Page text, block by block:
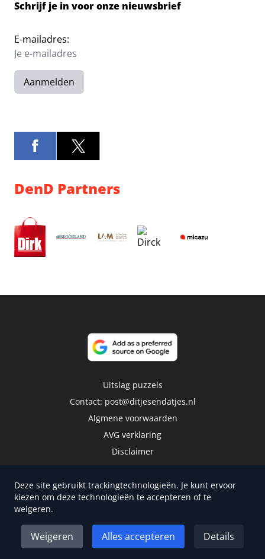
Schrijf je in voor onze nieuwsbrief
E-mailadres:
Aanmelden
DenD Partners
Uitslag puzzels
Contact: post@ditjesendatjes.nl
Algmene voorwaarden
AVG verklaring
Disclaimer
Deze site gebruikt trackingtechnologieën. Je kunt ervoor
kiezen om deze technologieën te accepteren of te
weigeren.
Weigeren Alles accepteren Details